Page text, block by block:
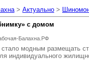
> Актуально >
с домом
Балахна.РФ
модным размещать
индивидуального